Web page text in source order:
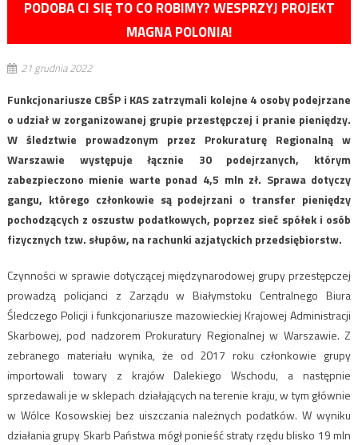
PODOBA CI SIĘ TO CO ROBIMY? WESPRZYJ PROJEKT
MAGNA POLONIA!
21 grudnia 2022
Funkcjonariusze CBŚP i KAS zatrzymali kolejne 4 osoby podejrzane
o udział w zorganizowanej grupie przestępczej i pranie pieniędzy.
W śledztwie prowadzonym przez Prokuraturę Regionalną w
Warszawie występuje łącznie 30 podejrzanych, którym
zabezpieczono mienie warte ponad 4,5 mln zł. Sprawa dotyczy
gangu, którego członkowie są podejrzani o transfer pieniędzy
pochodzących z oszustw podatkowych, poprzez sieć spółek i osób
fizycznych tzw. słupów, na rachunki azjatyckich przedsiębiorstw.
Czynności w sprawie dotyczącej międzynarodowej grupy przestępczej
prowadzą policjanci z Zarządu w Białymstoku Centralnego Biura
Śledczego Policji i funkcjonariusze mazowieckiej Krajowej Administracji
Skarbowej, pod nadzorem Prokuratury Regionalnej w Warszawie. Z
zebranego materiału wynika, że od 2017 roku członkowie grupy
importowali towary z krajów Dalekiego Wschodu, a następnie
sprzedawali je w sklepach działających na terenie kraju, w tym głównie
w Wólce Kosowskiej bez uiszczania należnych podatków. W wyniku
działania grupy Skarb Państwa mógł ponieść straty rzędu blisko 19 mln